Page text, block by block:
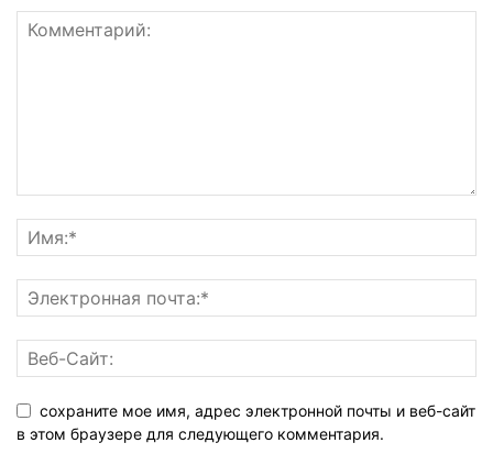
сохраните мое имя, адрес электронной почты и веб-сайт
в этом браузере для следующего комментария.